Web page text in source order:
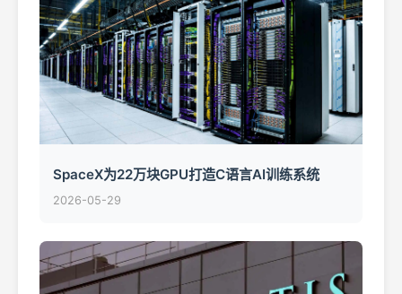
SpaceX为22万块GPU打造C语言AI训练系统
2026-05-29